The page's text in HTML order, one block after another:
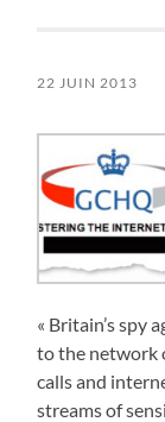
22 JUIN 2013
« Britain’s spy
to the network
calls and
streams of